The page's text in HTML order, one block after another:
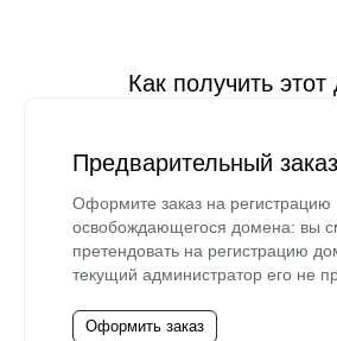
Как получить
Предварительный заказ
Оформите заказ на регистрацию
освобождающегося домена: вы
претендовать на регистрацию
текущий администратор его не
Оформить заказ